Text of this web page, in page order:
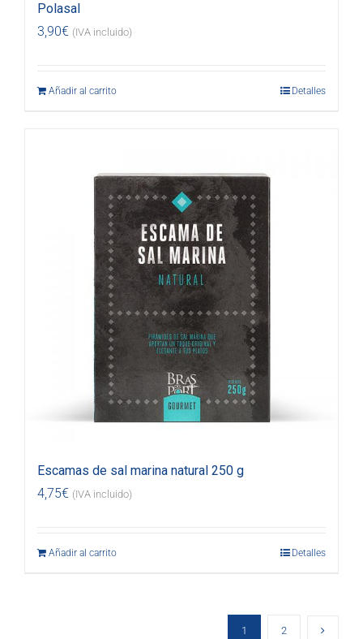
Polasal
3,90€ (IVA incluido)
Añadir al carrito Detalles
Escamas de sal marina natural 250 g
4,75€ (IVA incluido)
Añadir al carrito Detalles
1 2